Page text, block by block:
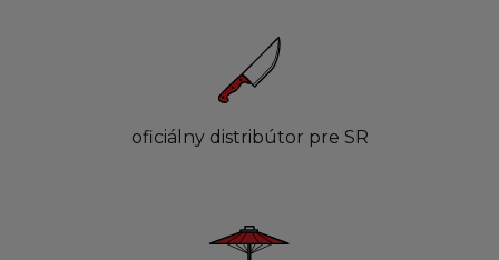
oficiálny distribútor pre SR